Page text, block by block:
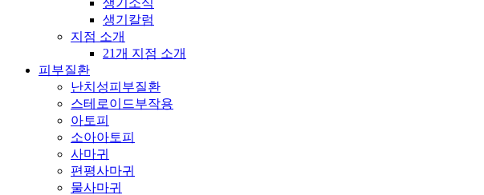
생기소식
생기칼럼
지점 소개
21개 지점 소개
피부질환
난치성피부질환
스테로이드부작용
아토피
소아아토피
사마귀
편평사마귀
물사마귀